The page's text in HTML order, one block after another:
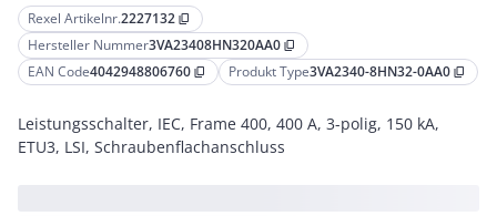
Rexel Artikelnr.2227132 content_copy
Hersteller Nummer3VA23408HN320AA0 content_copy
EAN Code4042948806760 content_copy Produkt Type3VA2340-8HN32-0AA0 content_copy
Leistungsschalter, IEC, Frame 400, 400 A, 3-polig, 150 kA,
ETU3, LSI, Schraubenflachanschluss